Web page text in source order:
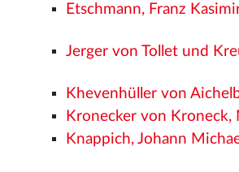
Etschmann, Franz
Jerger von Tollet und
Khevenhüller von
Kronecker von Kroneck,
Knappich, Johann